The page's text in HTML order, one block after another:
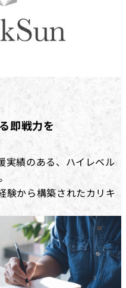
即戦力を
実績のある、ハイレベル
験から構築されたカリキ